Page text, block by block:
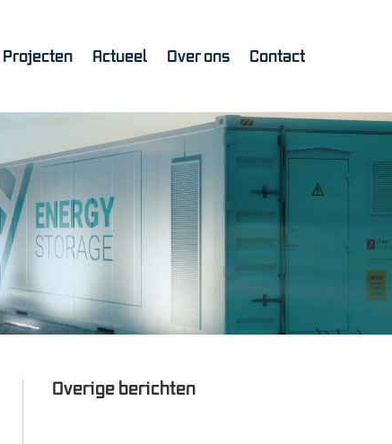
Projecten Actueel Over ons Contact
Overige berichten